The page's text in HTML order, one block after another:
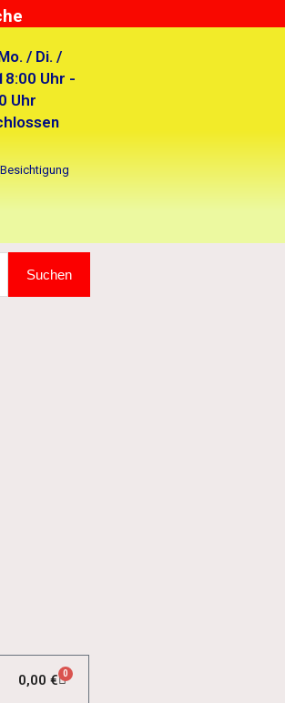
/ Di. /
Uhr -
Uhr
Suchen
0,00 € 0
WARENKORB